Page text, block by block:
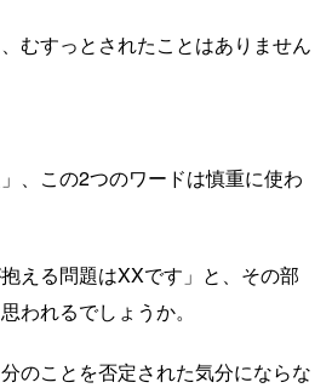
むすっとされたことはありません
、この2つのワードは慎重に使わ
える問題はXXです」と、その部
われるでしょうか。
のことを否定された気分にならな